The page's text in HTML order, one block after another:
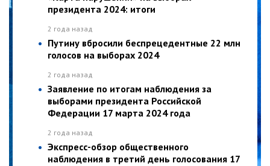
президента 2024: итоги
2 года назад
Путину вбросили беспрецедентные 22 млн
голосов на выборах 2024
2 года назад
Заявление по итогам наблюдения за
выборами президента Российской
Федерации 17 марта 2024 года
2 года назад
Экспресс-обзор общественного
наблюдения в третий день голосования 17